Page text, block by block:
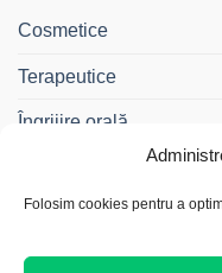
Folosim cookies pentru a
Cosmetice
Terapeutice
Îngrijire orală
Gama Travel
Cadouri și Truse